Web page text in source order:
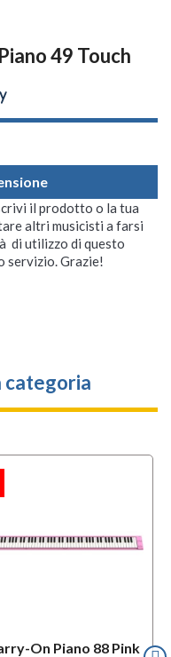
49 Touch
il prodotto o la tua
altri musicisti a farsi
di utilizzo di questo
servizio. Grazie!
categoria
On Piano 88 Pink